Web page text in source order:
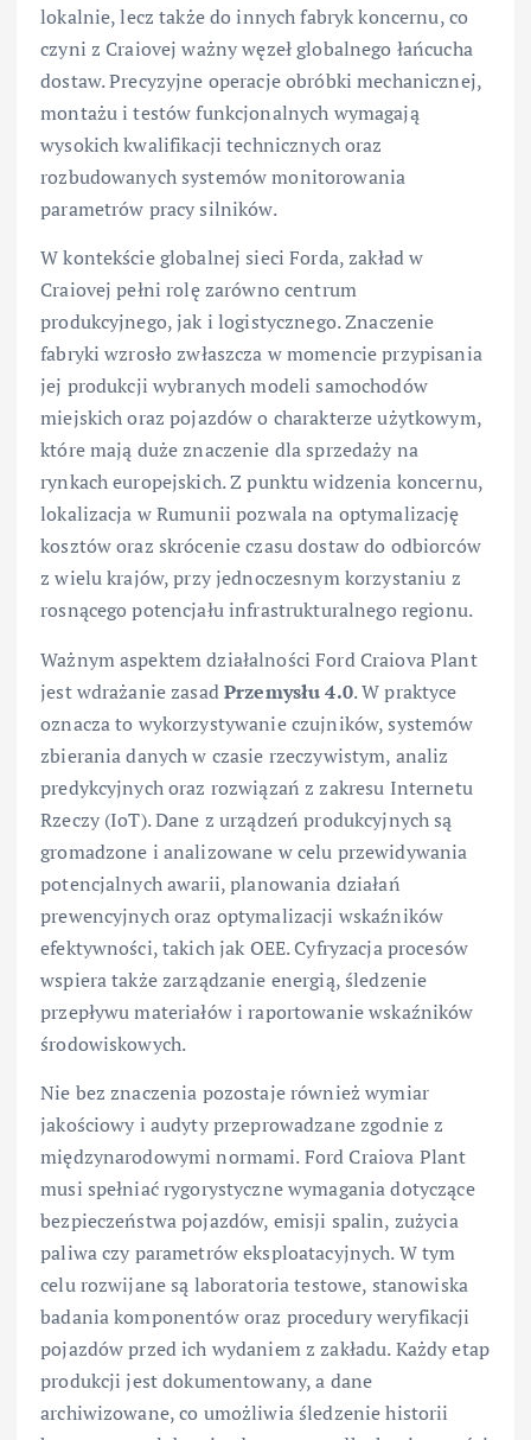
lokalnie, lecz także do innych fabryk koncernu, co
czyni z Craiovej ważny węzeł globalnego łańcucha
dostaw. Precyzyjne operacje obróbki mechanicznej,
montażu i testów funkcjonalnych wymagają
wysokich kwalifikacji technicznych oraz
rozbudowanych systemów monitorowania
parametrów pracy silników.
W kontekście globalnej sieci Forda, zakład w
Craiovej pełni rolę zarówno centrum
produkcyjnego, jak i logistycznego. Znaczenie
fabryki wzrosło zwłaszcza w momencie przypisania
jej produkcji wybranych modeli samochodów
miejskich oraz pojazdów o charakterze użytkowym,
które mają duże znaczenie dla sprzedaży na
rynkach europejskich. Z punktu widzenia koncernu,
lokalizacja w Rumunii pozwala na optymalizację
kosztów oraz skrócenie czasu dostaw do odbiorców
z wielu krajów, przy jednoczesnym korzystaniu z
rosnącego potencjału infrastrukturalnego regionu.
Ważnym aspektem działalności Ford Craiova Plant
jest wdrażanie zasadPrzemysłu 4.0. W praktyce
oznacza to wykorzystywanie czujników, systemów
zbierania danych w czasie rzeczywistym, analiz
predykcyjnych oraz rozwiązań z zakresu Internetu
Rzeczy (IoT). Dane z urządzeń produkcyjnych są
gromadzone i analizowane w celu przewidywania
potencjalnych awarii, planowania działań
prewencyjnych oraz optymalizacji wskaźników
efektywności, takich jak OEE. Cyfryzacja procesów
wspiera także zarządzanie energią, śledzenie
przepływu materiałów i raportowanie wskaźników
środowiskowych.
Nie bez znaczenia pozostaje również wymiar
jakościowy i audyty przeprowadzane zgodnie z
międzynarodowymi normami. Ford Craiova Plant
musi spełniać rygorystyczne wymagania dotyczące
bezpieczeństwa pojazdów, emisji spalin, zużycia
paliwa czy parametrów eksploatacyjnych. W tym
celu rozwijane są laboratoria testowe, stanowiska
badania komponentów oraz procedury weryfikacji
pojazdów przed ich wydaniem z zakładu. Każdy etap
produkcji jest dokumentowany, a dane
archiwizowane, co umożliwia śledzenie historii